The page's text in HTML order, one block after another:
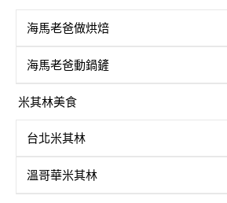
海馬老爸做烘焙
海馬老爸動鍋鏟
米其林美食
台北米其林
溫哥華米其林